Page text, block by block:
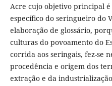
Acre cujo objetivo principal
específico do seringueiro do
elaboração de glossário,
culturas do povoamento do
corrida aos seringais, fez-se
procedência e origem dos
extração e da